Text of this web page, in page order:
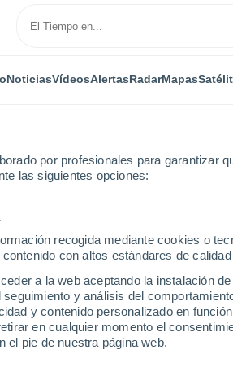
por profesionales para garantizar
las siguientes opciones:
recogida mediante cookies o
con altos estándares de
a la web aceptando la instalación
y análisis del
y contenido personalizado en
en cualquier momento el
el pie de nuestra página web.
NoticiasVídeosAlertasRadarMapas
las ciudades de
Žilina